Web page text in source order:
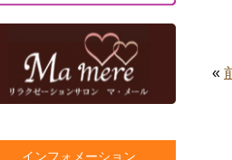
«
インフォメーション